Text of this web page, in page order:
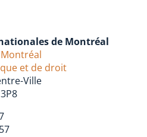
de Montréal
et de droit
Ville